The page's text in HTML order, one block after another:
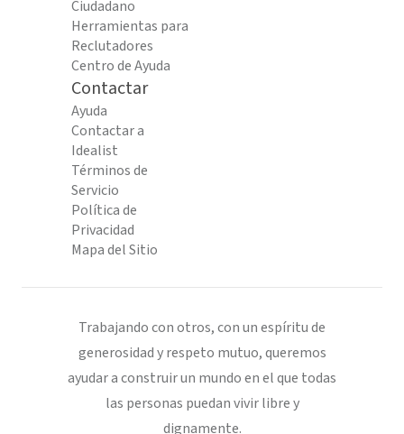
Ciudadano
Herramientas para
Reclutadores
Centro de Ayuda
Contactar
Ayuda
Contactar a
Idealist
Términos de
Servicio
Política de
Privacidad
Mapa del Sitio
Trabajando con otros, con un espíritu de
generosidad y respeto mutuo, queremos
ayudar a construir un mundo en el que todas
las personas puedan vivir libre y
dignamente.